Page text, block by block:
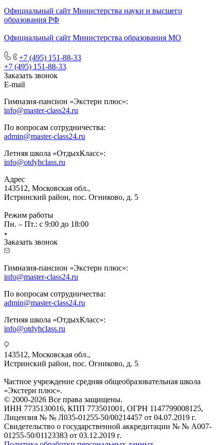
Официальный сайт Министерства науки и высшего
образования РФ
Официальный сайт Министерства образования МО
+7 (495) 151-88-33
+7 (495) 151-88-33
Заказать звонок
E-mail
Гимназия-пансион «Экстерн плюс»:
info@master-class24.ru
По вопросам сотрудничества:
admin@master-class24.ru
Летняя школа «ОтдыхКласс»:
info@otdyhclass.ru
Адрес
143512, Московская обл.,
Истринский район, пос. Огниково, д. 5
Режим работы
Пн. – Пт.: с 9:00 до 18:00
Заказать звонок
Гимназия-пансион «Экстерн плюс»:
info@master-class24.ru
По вопросам сотрудничества:
admin@master-class24.ru
Летняя школа «ОтдыхКласс»:
info@otdyhclass.ru
143512, Московская обл.,
Истринский район, пос. Огниково, д. 5
Частное учреждение средняя общеобразовательная школа
«Экстерн плюс».
© 2000-2026 Все права защищены.
ИНН 7735130016, КПП 773501001, ОГРН 1147799008125,
Лицензия № № Л035-01255-50/00214457 от 04.07.2019 г.
Свидетельство о государственной аккредитации № № А007-
01255-50/01123383 от 03.12.2019 г.